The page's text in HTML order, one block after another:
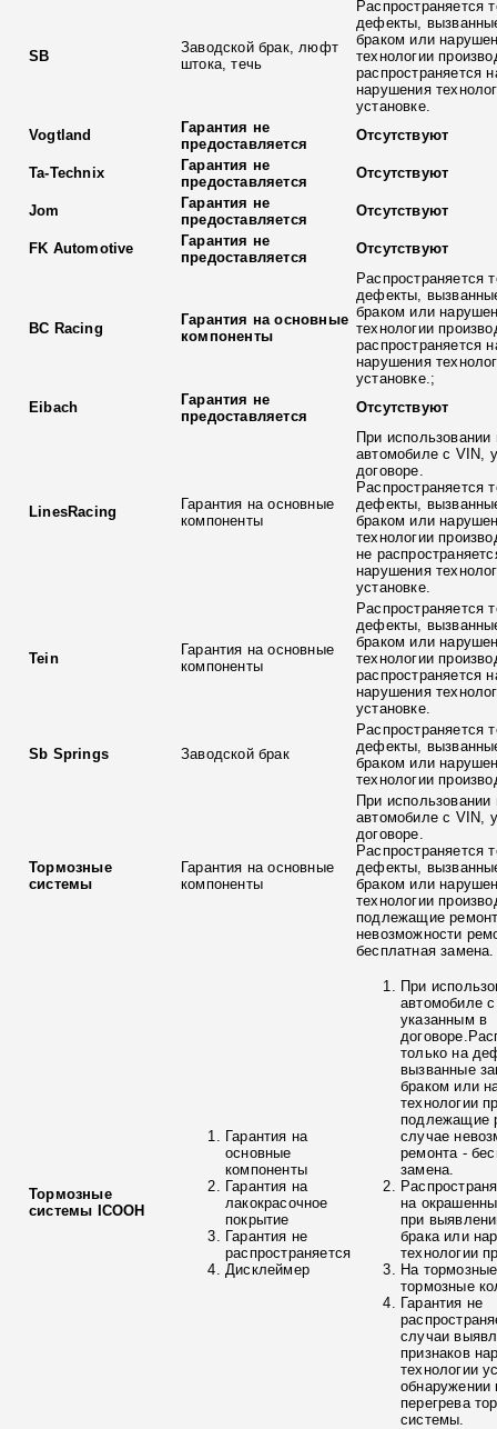
SB
Заводской брак, люфт
штока, течь
Распространяется
дефекты,
браком или
технологии
распространяется
нарушения
установке.
Vogtland
Гарантия не
предоставляется
Отсутствуют
Ta-Technix
Гарантия не
предоставляется
Отсутствуют
Jom
Гарантия не
предоставляется
Отсутствуют
FK Automotive
Гарантия не
предоставляется
Отсутствуют
BC Racing
Гарантия на основные
компоненты
Распространяется
дефекты,
браком или
технологии
распространяется
нарушения
установке.;
Eibach
Гарантия не
предоставляется
Отсутствуют
LinesRacing
Гарантия на основные
компоненты
При использовании
автомобиле с VIN,
договоре.
Распространяется
дефекты,
браком или
технологии
не
нарушения
установке.
Tein
Гарантия на основные
компоненты
Распространяется
дефекты,
браком или
технологии
распространяется
нарушения
установке.
Sb Springs Заводской брак
Распространяется
дефекты,
браком или
технологии
Тормозные
системы
Гарантия на основные
компоненты
При использовании
автомобиле с VIN,
договоре.
Распространяется
дефекты,
браком или
технологии
подлежащие
невозможности
бесплатная замена.
Тормозные
системы ICOOH
Гарантия на
основные
компоненты
Гарантия на
лакокрасочное
покрытие
Гарантия не
распространяется
Дисклеймер
При
автомобиле
указанным в
только на
вызванные
браком или
технологии
подлежащие
случае
ремонта -
замена.
на
при
брака или
технологии
На
тормозные
Гарантия не
случаи
признаков
технологии
обнаружении
перегрева
системы.